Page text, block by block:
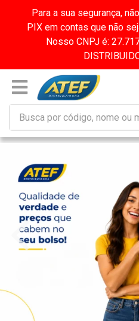
Para a sua segurança,
PIX em contas que não
Nosso CNPJ é: